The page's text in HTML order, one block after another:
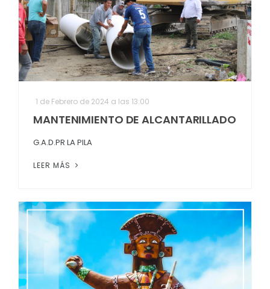
1 de Febrero de 2024 a las 13:00
MANTENIMIENTO DE ALCANTARILLADO
G.A.D.PR LA PILA
LEER MÁS